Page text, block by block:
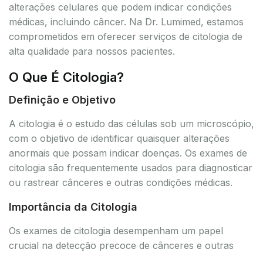
alterações celulares que podem indicar condições
médicas, incluindo câncer. Na Dr. Lumimed, estamos
comprometidos em oferecer serviços de citologia de
alta qualidade para nossos pacientes.
O Que É Citologia?
Definição e Objetivo
A citologia é o estudo das células sob um microscópio,
com o objetivo de identificar quaisquer alterações
anormais que possam indicar doenças. Os exames de
citologia são frequentemente usados para diagnosticar
ou rastrear cânceres e outras condições médicas.
Importância da Citologia
Os exames de citologia desempenham um papel
crucial na detecção precoce de cânceres e outras